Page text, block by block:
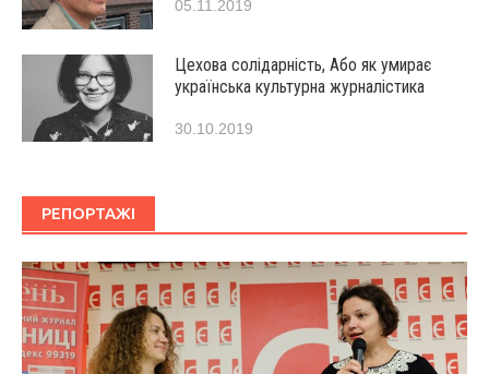
05.11.2019
Цехова солідарність, Або як умирає
українська культурна журналістика
30.10.2019
РЕПОРТАЖІ